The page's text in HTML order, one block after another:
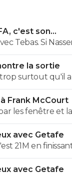
c'est son
Tebas. Si
obligé de quitter
la Ligue et
ce soit lui le
le Qatar.
la sortie
trop surtout qu'il
des derniers
autre extrême.
Frank McCourt
les fenêtre et
c’est pas le
diriger par un
cause de vôtre
avec Getafe
21M en
c'est 53M
avec Getafe